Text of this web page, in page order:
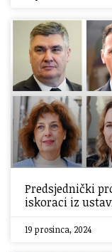
Predsjednički
iskoraci iz
19 prosinca, 2024